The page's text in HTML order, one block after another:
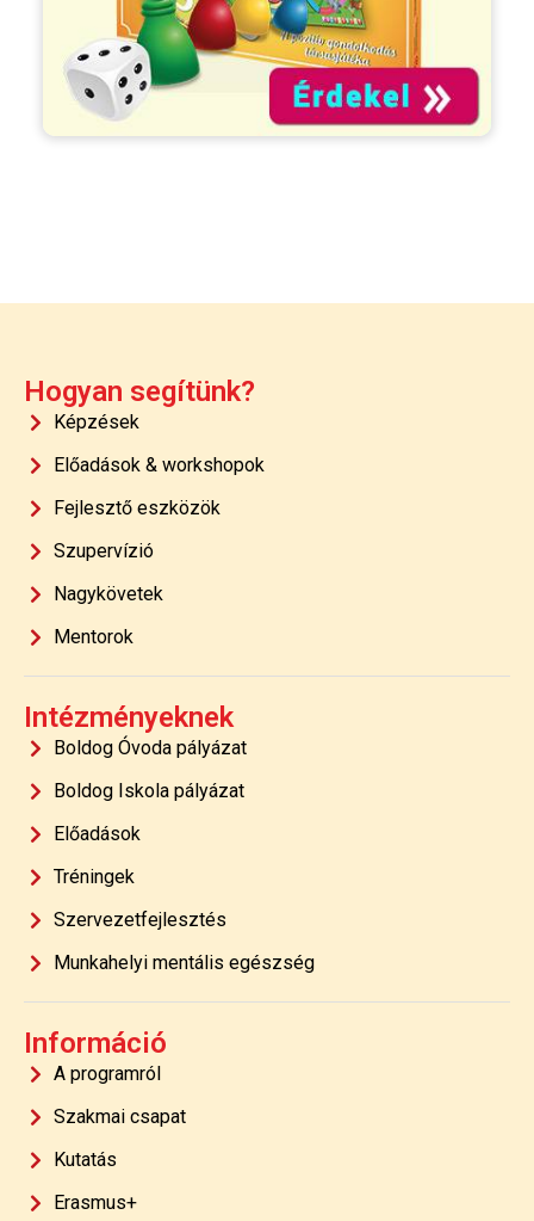
Hogyan segítünk?
Képzések
Előadások & workshopok
Fejlesztő eszközök
Szupervízió
Nagykövetek
Mentorok
Intézményeknek
Boldog Óvoda pályázat
Boldog Iskola pályázat
Előadások
Tréningek
Szervezetfejlesztés
Munkahelyi mentális egészség
Információ
A programról
Szakmai csapat
Kutatás
Erasmus+